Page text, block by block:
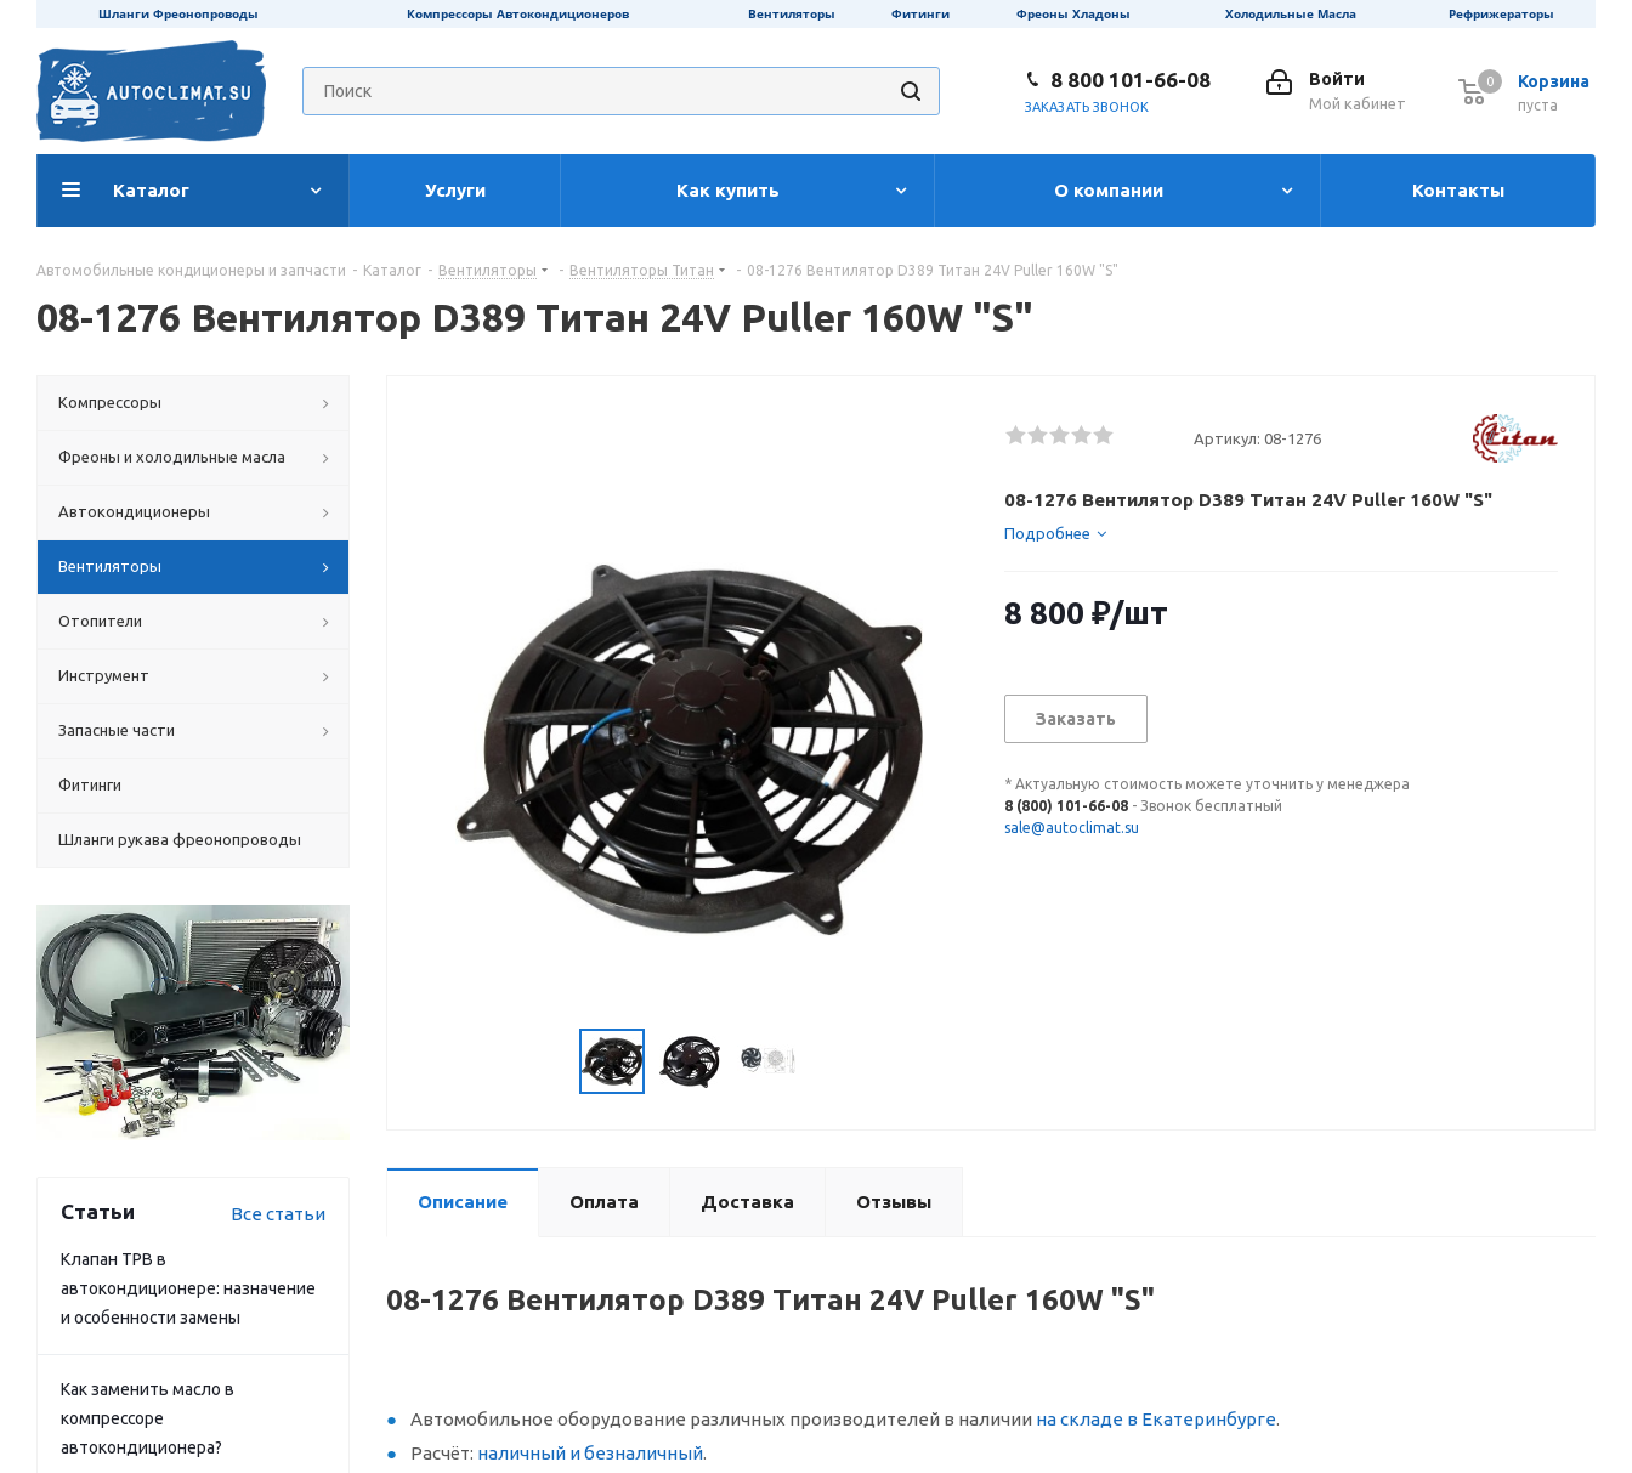
Шланги Фреонопроводы Компрессоры Автокондиционеров Вентиляторы Фитинги Фреоны Хладоны Холодильные Масла Рефрижераторы
Корзина
0
пуста
0
Войти
Мой кабинет
8 800 101-66-08
ЗАКАЗАТЬ ЗВОНОК
Каталог Услуги Как купить О компании Контакты
Автомобильные кондиционеры и запчасти - Каталог - Вентиляторы - Вентиляторы Титан - 08-1276 Вентилятор D389 Титан 24V Puller 160W "S"
08-1276 Вентилятор D389 Титан 24V Puller 160W "S"
Артикул: 08-1276
08-1276 Вентилятор D389 Титан 24V Puller 160W "S"
Подробнее
8 800 ₽/шт
Заказать
* Актуальную стоимость можете уточнить у менеджера
8 (800) 101-66-08 - Звонок бесплатный
sale@autoclimat.su
Описание Оплата Доставка Отзывы
08-1276 Вентилятор D389 Титан 24V Puller 160W "S"
Автомобильное оборудование различных производителей в наличии на складе в Екатеринбурге.
Расчёт: наличный и безналичный.
Компрессоры
Фреоны и холодильные масла
Автокондиционеры
Вентиляторы
Отопители
Инструмент
Запасные части
Фитинги
Шланги рукава фреонопроводы
Статьи Все статьи
Клапан ТРВ в
автокондиционере: назначение
и особенности замены
Как заменить масло в
компрессоре
автокондиционера?